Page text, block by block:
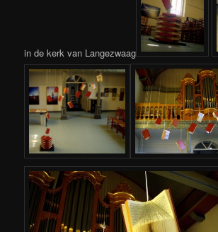
in de kerk van Langezwaag